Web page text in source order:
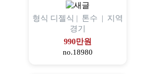
형식 디젤식 | 톤수 | 지역
경기
990만원
no.18980